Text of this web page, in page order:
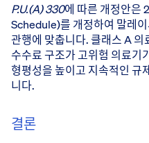
P.U.(A) 330에 따른 개정안은
Schedule)를 개정하여 말레
관행에 맞춥니다. 클래스 A
수수료 구조가 고위험 의료기
형평성을 높이고 지속적인 규
니다.
결론